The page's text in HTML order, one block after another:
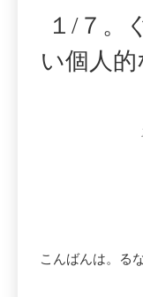
１/７。
い個人
こんばんは。る